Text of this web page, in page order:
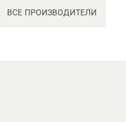
ВСЕ ПРОИЗВОДИТЕЛИ